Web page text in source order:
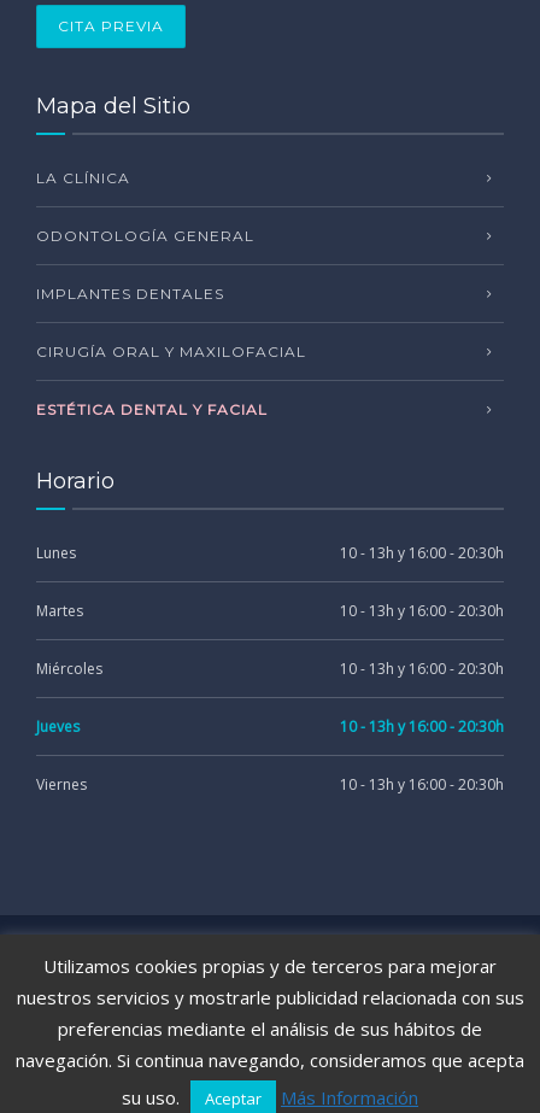
CITA PREVIA
Mapa del Sitio
LA CLÍNICA
ODONTOLOGÍA GENERAL
IMPLANTES DENTALES
CIRUGÍA ORAL Y MAXILOFACIAL
ESTÉTICA DENTAL Y FACIAL
Horario
Lunes 10 - 13h y 16:00 - 20:30h
Martes 10 - 13h y 16:00 - 20:30h
Miércoles 10 - 13h y 16:00 - 20:30h
Jueves 10 - 13h y 16:00 - 20:30h
Viernes 10 - 13h y 16:00 - 20:30h
AVISO LEGAL POLÍTICA DE COOKIES
POLÍTICA DE PRIVACIDAD
Diseño WebUX Creative
Utilizamos cookies propias y de terceros para mejorar
nuestros servicios y mostrarle publicidad relacionada con sus
preferencias mediante el análisis de sus hábitos de
navegación. Si continua navegando, consideramos que acepta
su uso.
Aceptar Más Información